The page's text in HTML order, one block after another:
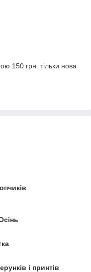
150 грн. тільки нова
і принтів